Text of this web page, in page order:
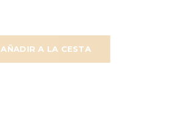
AÑADIR A LA CESTA